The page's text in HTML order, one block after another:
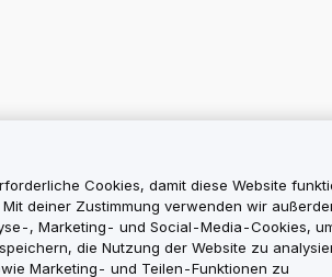
Cookies, damit diese Website
deiner Zustimmung verwenden wir
, Marketing- und Social-Media-Cookies,
die Nutzung der Website zu
Marketing- und Teilen-Funktionen zu